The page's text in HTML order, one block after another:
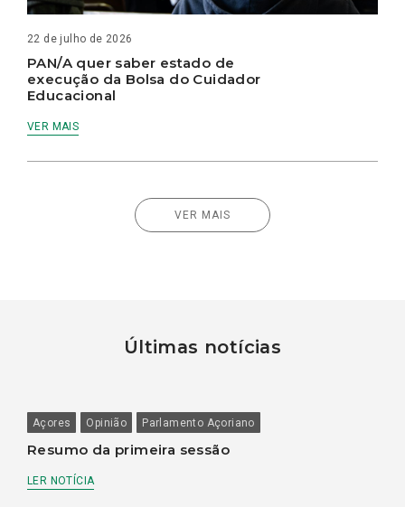
22 de julho de 2026
PAN/A quer saber estado de
execução da Bolsa do Cuidador
Educacional
VER MAIS
VER MAIS
Últimas notícias
Açores Opinião Parlamento Açoriano
Resumo da primeira sessão
LER NOTÍCIA